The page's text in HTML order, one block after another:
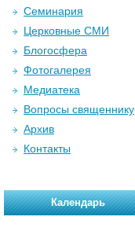
Семинария
Церковные СМИ
Блогосфера
Фотогалерея
Медиатека
Вопросы священнику
Архив
Контакты
Календарь